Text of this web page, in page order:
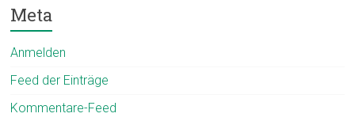
Meta
Anmelden
Feed der Einträge
Kommentare-Feed